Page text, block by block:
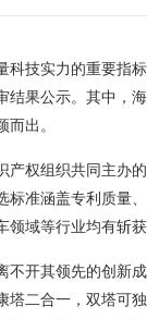
科技实力的重要指
果公示。其中，
出。
权组织共同主办
准涵盖专利质量
域等行业均有斩
开其领先的创新
二合一，双塔可